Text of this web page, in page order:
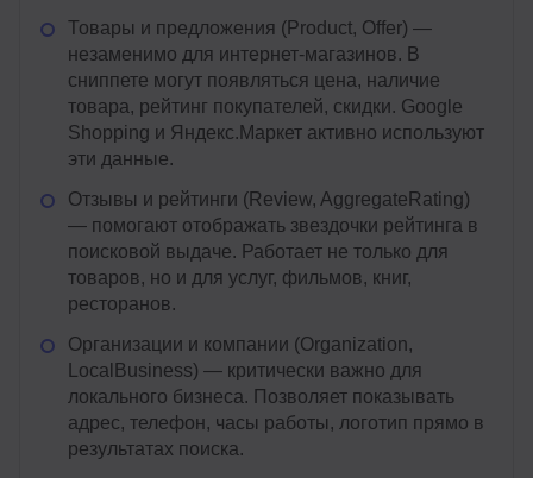
Товары и предложения (Product, Offer) —
незаменимо для интернет-магазинов. В
сниппете могут появляться цена, наличие
товара, рейтинг покупателей, скидки. Google
Shopping и Яндекс.Маркет активно используют
эти данные.
Отзывы и рейтинги (Review, AggregateRating)
— помогают отображать звездочки рейтинга в
поисковой выдаче. Работает не только для
товаров, но и для услуг, фильмов, книг,
ресторанов.
Организации и компании (Organization,
LocalBusiness) — критически важно для
локального бизнеса. Позволяет показывать
адрес, телефон, часы работы, логотип прямо в
результатах поиска.